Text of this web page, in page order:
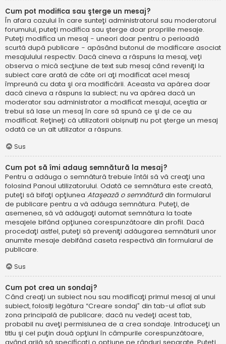
Cum pot modifica sau şterge un mesaj?
În afara cazului în care sunteţi administratorul sau moderatorul
forumului, puteţi modifica sau şterge doar propriile mesaje.
Puteţi modifica un mesaj - uneori doar pentru o perioadă
scurtă după publicare - apăsând butonul de modificare asociat
mesajulului respectiv. Dacă cineva a răspuns la mesaj, veţi
observa o mică secţiune de text sub mesaj când reveniţi la
subiect care arată de câte ori aţi modificat acel mesaj
împreună cu data şi ora modificării. Aceasta va apărea doar
dacă cineva a răspuns la subiect; nu va apărea dacă un
moderator sau administrator a modificat mesajul, aceştia ar
trebui să lase un mesaj în care să spună ce şi de ce au
modificat. Reţineţi că utilizatorii obișnuiți nu pot şterge un mesaj
odată ce un alt utilizator a răspuns.
Sus
Cum pot să îmi adaug semnătură la mesaj?
Pentru a adăuga o semnătură trebuie întâi să vă creaţi una
folosind Panoul utilizatorului. Odată ce semnătura este creată,
puteţi să bifaţi opţiunea Ataşează o semnăturădin formularul
de publicare pentru a vă adăuga semnătura. Puteţi, de
asemenea, să vă adăugaţi automat semnătura la toate
mesajele bifând opţiunea corespunzătoare din profil. Dacă
procedaţi astfel, puteţi să preveniţi adăugarea semnăturii unor
anumite mesaje debifând caseta respectivă din formularul de
publicare.
Sus
Cum pot crea un sondaj?
Când creaţi un subiect nou sau modificaţi primul mesaj al unui
subiect, folosiți legătura “Creare sondaj” din tab-ul aflat sub
zona principală de publicare; dacă nu vedeţi acest tab,
probabil nu aveţi permisiunea de a crea sondaje. Introduceţi un
titlu şi cel puţin două opţiuni în câmpurile corespunzătoare,